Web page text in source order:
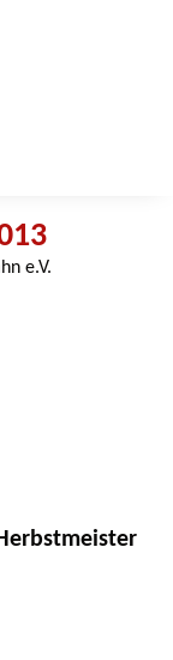
e.V.